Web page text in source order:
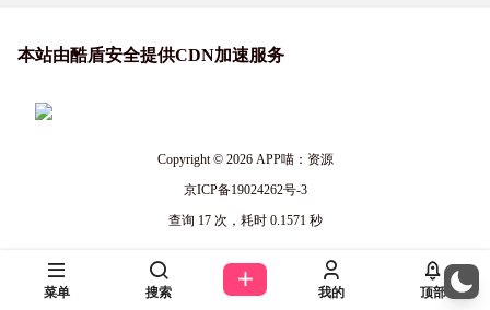
本站由酷盾安全提供CDN加速服务
Copyright © 2026APP喵：资源
京ICP备19024262号-3
查询 17 次，耗时 0.1571 秒
菜单 搜索 我的 顶部